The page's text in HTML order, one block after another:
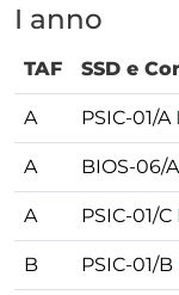
I anno
TAF SSD e
A PSIC-01/A
A BIOS-06/A
A PSIC-01/C
B PSIC-01/B